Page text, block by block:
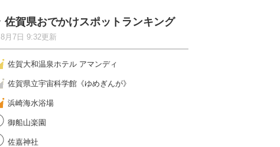
佐賀県おでかけスポットランキング
8月7日 9:32更新
佐賀大和温泉ホテル アマンディ
佐賀県立宇宙科学館《ゆめぎんが》
浜崎海水浴場
御船山楽園
佐嘉神社